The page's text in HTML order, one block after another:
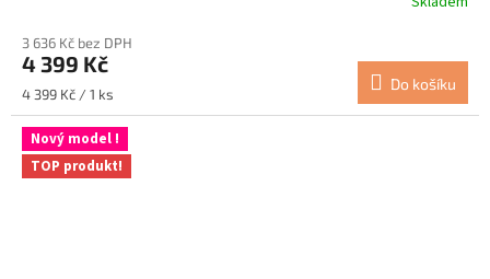
3 636 Kč bez DPH
4 399 Kč
Měrná
cena:
4 399 Kč / 1 ks
Do košíku
Nový model !
TOP produkt!